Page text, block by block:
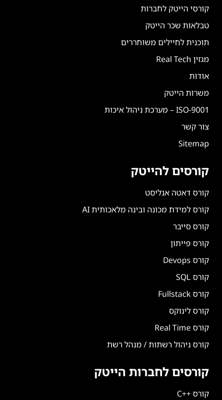
קורסי הייטק לחברות
טבלאות שכר הייטק
תוכנית לחיילים משוחררים
מגזין Real Tech
אודות
משרות הייטק
ISO-9001 – מערכת ניהול איכות
צור קשר
Sitemap
קורסים להייטק
קורס דאטה אנליסט
קורס למידת מכונה ובינה מלאכותית AI
קורס סייבר
קורס פייתון
קורס Devops
קורס SQL
קורס Fullstack
קורס לינוקס
קורס Real Time
קורס ניהול רשתות / מנהל רשת
קורסים לחברות הייטק
קורס ++C